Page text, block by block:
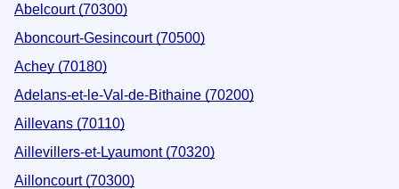
Abelcourt (70300)
Aboncourt-Gesincourt (70500)
Achey (70180)
Adelans-et-le-Val-de-Bithaine (70200)
Aillevans (70110)
Aillevillers-et-Lyaumont (70320)
Ailloncourt (70300)